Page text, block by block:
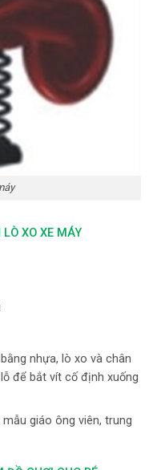
XO XE MÁY
nhựa, lò xo và chân
để bắt vít cố định xuống
giáo ông viên, trung